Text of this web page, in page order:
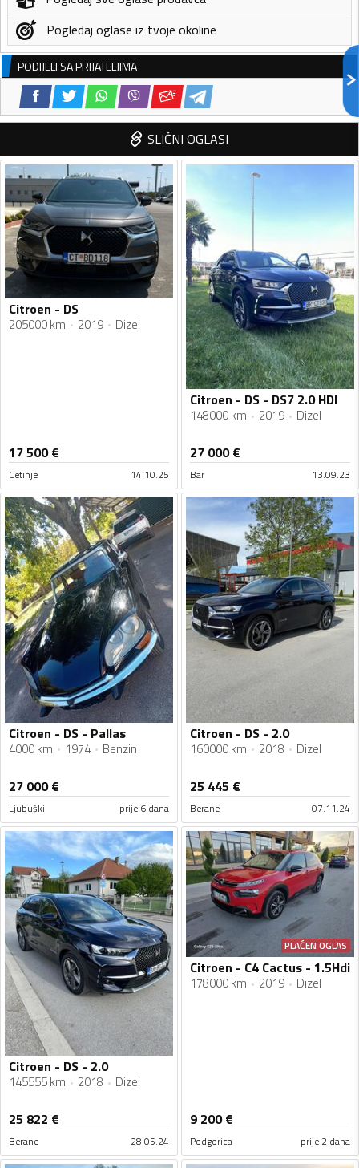
Pogledaj oglase iz tvoje okoline
PODIJELI SA PRIJATELJIMA
SLIČNI OGLASI
Citroen - DS
205000 km 2019 Dizel
17 500€
Cetinje 14.10.25
Citroen - DS - DS7 2.0 HDI
148000 km 2019 Dizel
27 000€
Bar 13.09.23
Citroen - DS - Pallas
4000 km 1974 Benzin
27 000€
Ljubuški prije 6 dana
Citroen - DS - 2.0
160000 km 2018 Dizel
25 445 €
Berane 07.11.24
Citroen - DS - 2.0
145555 km 2018 Dizel
25 822 €
Berane 28.05.24
PLAĆEN OGLAS
Citroen - C4 Cactus - 1.5Hdi
178000 km 2019 Dizel
9 200€
Podgorica prije 2 dana